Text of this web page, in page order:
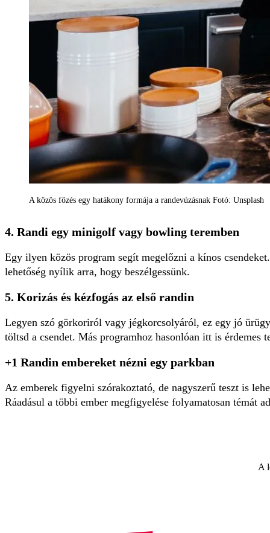
A közös főzés egy hatákony formája a randevúzásnak Fotó: Unsplash
4. Randi egy minigolf vagy bowling teremben
Egy ilyen közös program segít megelőzni a kínos
lehetőség nyílik arra, hogy beszélgessünk.
5. Korizás és kézfogás az első randin
Legyen szó görkoriról vagy jégkorcsolyáról, ez egy jó
töltsd a csendet. Más programhoz hasonlóan itt is
+1 Randin embereket nézni egy parkban
Az emberek figyelni szórakoztató, de nagyszerű teszt is
Ráadásul a többi ember megfigyelése folyamatosan témát
A